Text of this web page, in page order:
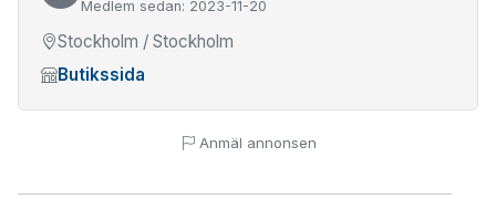
Medlem sedan: 2023-11-20
Stockholm / Stockholm
Butikssida
Anmäl annonsen